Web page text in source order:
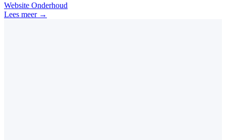
Website Onderhoud
Lees meer →